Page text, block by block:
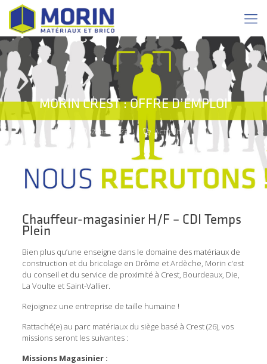
MORIN CREST : OFFRE D’EMPLOI
2 mai 2023 Actualités
Chauffeur-magasinier H/F – CDI Temps
Plein
Bien plus qu’une enseigne dans le domaine des matériaux de
construction et du bricolage en Drôme et Ardèche, Morin c’est
du conseil et du service de proximité à Crest, Bourdeaux, Die,
La Voulte et Saint-Vallier.
Rejoignez une entreprise de taille humaine !
Rattaché(e) au parc matériaux du siège basé à Crest (26), vos
missions seront les suivantes :
Missions Magasinier :